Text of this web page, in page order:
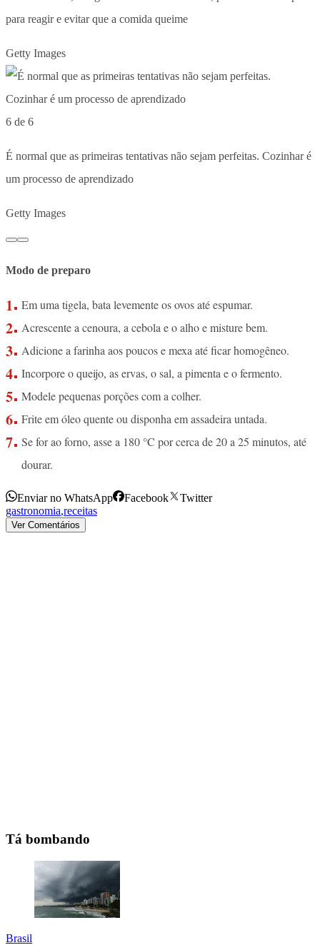
para reagir e evitar que a comida queime
Getty Images
6 de 6
É normal que as primeiras tentativas não sejam perfeitas. Cozinhar é
um processo de aprendizado
Getty Images
Modo de preparo
Em uma tigela, bata levemente os ovos até espumar.
Acrescente a cenoura, a cebola e o alho e misture bem.
Adicione a farinha aos poucos e mexa até ficar homogêneo.
Incorpore o queijo, as ervas, o sal, a pimenta e o fermento.
Modele pequenas porções com a colher.
Frite em óleo quente ou disponha em assadeira untada.
Se for ao forno, asse a 180 °C por cerca de 20 a 25 minutos, até
dourar.
Enviar no WhatsApp Facebook
Twitter
gastronomia,receitas
Ver Comentários
Tá bombando
Brasil